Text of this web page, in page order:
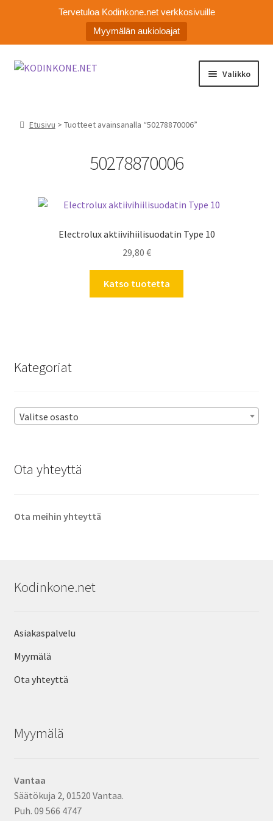
Tervetuloa Kodinkone.net verkkosivuille
Myymälän aukioloajat
Siirry
Siirry
Valikko
Asiakaspalvelu
Etusivu > Tuotteet avainsanalla “50278870006”
50278870006
Electrolux aktiivihiilisuodatin Type 10
29,80 €
Katso tuotetta
Kategoriat
Valitse osasto
Ota yhteyttä
Ota meihin yhteyttä
Kodinkone.net
Asiakaspalvelu
Myymälä
Ota yhteyttä
Myymälä
Vantaa
Säätökuja 2, 01520 Vantaa.
Puh. 09 566 4747